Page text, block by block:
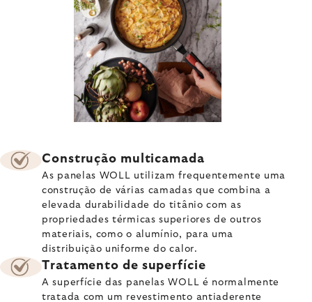
Construção multicamada
As panelas WOLL utilizam frequentemente uma
construção de várias camadas que combina a
elevada durabilidade do titânio com as
propriedades térmicas superiores de outros
materiais, como o alumínio, para uma
distribuição uniforme do calor.
Tratamento de superfície
A superfície das panelas WOLL é normalmente
tratada com um revestimento antiaderente